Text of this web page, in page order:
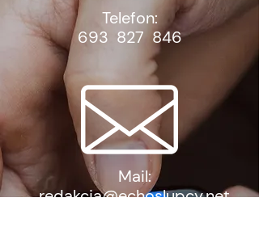
Telefon:
693 827 846
Mail:
redakcja@echoslupcy.net